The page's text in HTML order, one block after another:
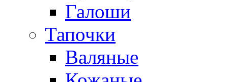
Галоши
Тапочки
Валяные